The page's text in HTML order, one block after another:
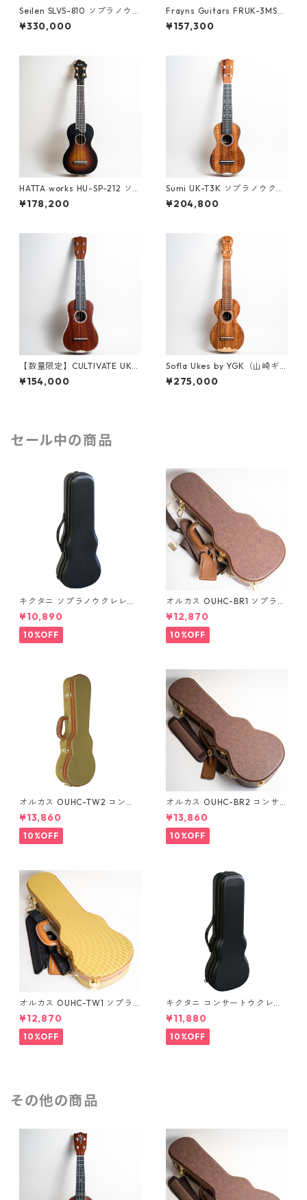
Seilen SLVS-810 ソプラノウク
レレ #2026
¥330,000
Frayns Guitars FRUK-3MS
ソプラノウクレレ #2500094
¥157,300
HATTA works HU-SP-212 ソ
プラノウクレレ
¥178,200
Sumi UK-T3K ソプラノウクレ
レ #261529
¥204,800
【数量限定】CULTIVATE UKU
LELE D3M-W（フィジーマホ
ガニー）ソプラノウクレレ
¥154,000
Sofla Ukes by YGK（山崎ギ
ター工房）#457 ハワイアンコ
ア ソプラノウクレレ
¥275,000
セール中の商品
キクタニ ソプラノウクレレ用
ハードケース UPC-10N
¥10,890
10%OFF
オルカス OUHC-BR1 ソプラノ
ウクレレ用ハードケース
¥12,870
10%OFF
オルカス OUHC-TW2 コンサ
ートウクレレ用ハードケース
¥13,860
10%OFF
オルカス OUHC-BR2 コンサ
ートウクレレ用ハードケース
¥13,860
10%OFF
オルカス OUHC-TW1 ソプラ
ノウクレレ用ハードケース
¥12,870
10%OFF
キクタニ コンサートウクレレ
用ハードケース UPC-12N
¥11,880
10%OFF
その他の商品